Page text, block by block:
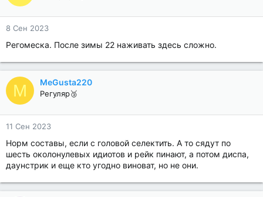
8 Сен 2023
Регомеска. После зимы 22 наживать здесь сложно.
M MeGusta220
Регуляр🥉
11 Сен 2023
Норм составы, если с головой селектить. А то сядут по
шесть околонулевых идиотов и рейк пинают, а потом диспа,
даунстрик и еще кто угодно виноват, но не они.